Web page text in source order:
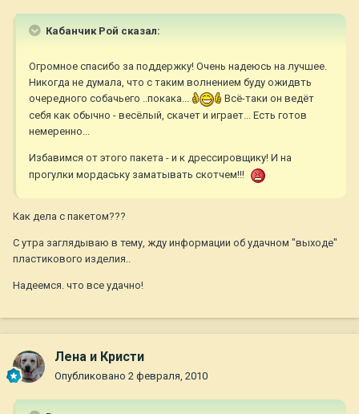
Кабанчик Рой сказал:
Огромное спасибо за поддержку! Очень надеюсь на лучшее.
Никогда не думала, что с таким волнением буду ожидвть
очередного собачьего ..покака...
Всё-таки он ведёт
себя как обычно - весёлый, скачет и играет... Есть готов
немеренно...
Избавимся от этого пакета - и к дрессировщику! И на
прогулки мордаську заматывать скотчем!!!
Как дела с пакетом???
С утра заглядываю в тему, жду информации об удачном "выходе"
пластикового изделия..
Надеемся. что все удачно!
Лена и Кристи
Опубликовано 2 февраля, 2010